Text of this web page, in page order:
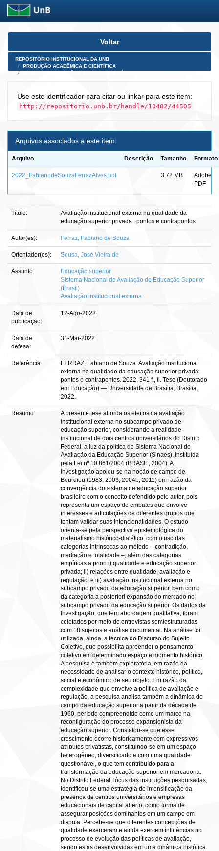
Skip
Voltar
REPOSITÓRIO INSTITUCIONAL DA UNB
PRODUÇÃO ACADÊMICA E CIENTÍFICA
Use este identificador para citar ou linkar para este item:
http://repositorio.unb.br/handle/10482/44505
Arquivos associados a este item:
Arquivo Descrição Tamanho Formato
2022_FabianodeSouzaFerrazAlves.pdf 3,72 MB
Adobe
PDF
Título:
Avaliação institucional externa na qualidade da
educação superior privada : pontos e contrapontos
Autor(es): Ferraz, Fabiano de Souza
Orientador(es): Sousa, José Vieira de
Assunto:
Educação superior
Sistema Nacional de Avaliação de Educação Superior
(Brasil)
Avaliação institucional externa
Data de
publicação:
12-Ago-2022
Data de
defesa:
31-Mai-2022
Referência:
FERRAZ, Fabiano de Souza. Avaliação institucional
externa na qualidade da educação superior privada:
pontos e contrapontos. 2022. 341 f., il. Tese (Doutorado
em Educação) — Universidade de Brasília, Brasília,
2022.
Resumo:
A presente tese aborda os efeitos da avaliação
institucional externa no subcampo privado de
educação superior, considerando a realidade
institucional de dois centros universitários do Distrito
Federal, à luz da política do Sistema Nacional de
Avaliação da Educação Superior (Sinaes), instituída
pela Lei nº 10.861/2004 (BRASIL, 2004). A
investigação apoiou-se na noção de campo de
Bourdieu (1983, 2003, 2004b, 2011) em razão da
convergência do sistema de educação superior
brasileiro com o conceito defendido pelo autor, pois
representa um espaço de embates que envolve
interesses e articulações de diferentes grupos que
tentam validar suas intencionalidades. O estudo
orienta-se pela perspectiva epistemológica do
materialismo histórico-dialético, com o uso das
categorias intrínsecas ao método – contradição,
mediação e totalidade –, além das categorias
empíricas a priori i) qualidade e educação superior
privada; ii) relações entre qualidade, avaliação e
regulação; e iii) avaliação institucional externa no
subcampo privado da educação superior, bem como
da categoria a posteriori expansão do mercado no
subcampo privado da educação superior. Os dados da
investigação, que tem abordagem qualitativa, foram
coletados por meio de entrevistas semiestruturadas
com 18 sujeitos e análise documental. Na análise foi
utilizada, ainda, a técnica do Discurso do Sujeito
Coletivo, que possibilita apreender o pensamento
coletivo em determinado espaço e momento histórico.
A pesquisa é também exploratória, em razão da
necessidade de analisar o contexto histórico, político,
social e econômico de seu objeto. Em razão da
complexidade que envolve a política de avaliação e
regulação, a pesquisa analisa também a dinâmica do
campo da educação superior a partir da década de
1960, período compreendido como um marco na
reconfiguração do processo expansionista da
educação superior. Constatou-se que esse
crescimento ocorre historicamente com expressivos
atributos privatistas, constituindo-se em um espaço
heterogêneo, diversificado e com uma qualidade
questionável, o que tem contribuído para a
transformação da educação superior em mercadoria.
No Distrito Federal, lócus das instituições pesquisadas,
identificou-se uma estratégia de intensificação da
presença de centros universitários e empresas
educacionais de capital aberto, como forma de
assegurar posições dominantes em um campo em
disputa. Percebe-se que diferentes concepções de
qualidade exerceram e ainda exercem influências no
processo de evolução das políticas de avaliação,
sendo estas desenvolvidas em uma dinâmica histórica